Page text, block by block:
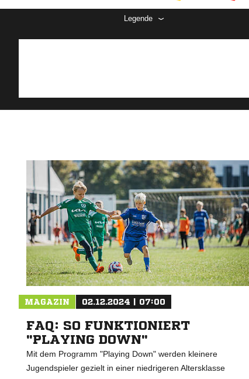
Legende
MAGAZIN 02.12.2024 | 07:00
FAQ: SO FUNKTIONIERT
"PLAYING DOWN"
Mit dem Programm "Playing Down" werden kleinere
Jugendspieler gezielt in einer niedrigeren Altersklasse